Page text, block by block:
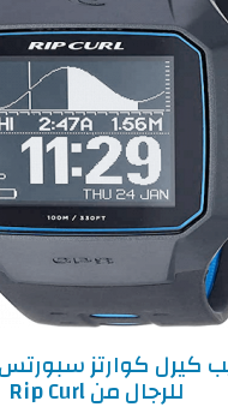
كيرل كوارتز
للرجال من Rip Curl